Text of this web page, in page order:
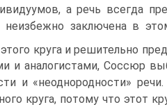
а речь всегда
неизбежно заключена в
круга и решительно
и аналогистами, Соссюр
и «неоднородности»
круга, потому что этот